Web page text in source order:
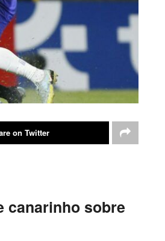
on Twitter
canarinho sobre